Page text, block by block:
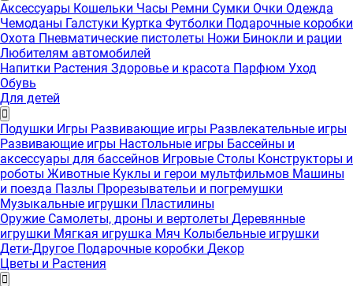
Аксессуары Кошельки Часы Ремни Сумки Очки Одежда
Чемоданы Галстуки Куртка Футболки Подарочные коробки
Охота Пневматические пистолеты Ножи Бинокли и рации
Любителям автомобилей
Напитки Растения Здоровье и красота Парфюм Уход
Обувь
Для детей
Подушки Игры Развивающие игры Развлекательные игры
Развивающие игры Настольные игры Бассейны и
аксессуары для бассейнов Игровые Столы Конструкторы и
роботы Животные Куклы и герои мультфильмов Машины
и поезда Пазлы Прорезывательи и погремушки
Музыкальные игрушки Пластилины
Оружие Самолеты, дроны и вертолеты Деревянные
игрушки Мягкая игрушка Мяч Колыбельные игрушки
Дети-Другое Подарочные коробки Декор
Цветы и Растения